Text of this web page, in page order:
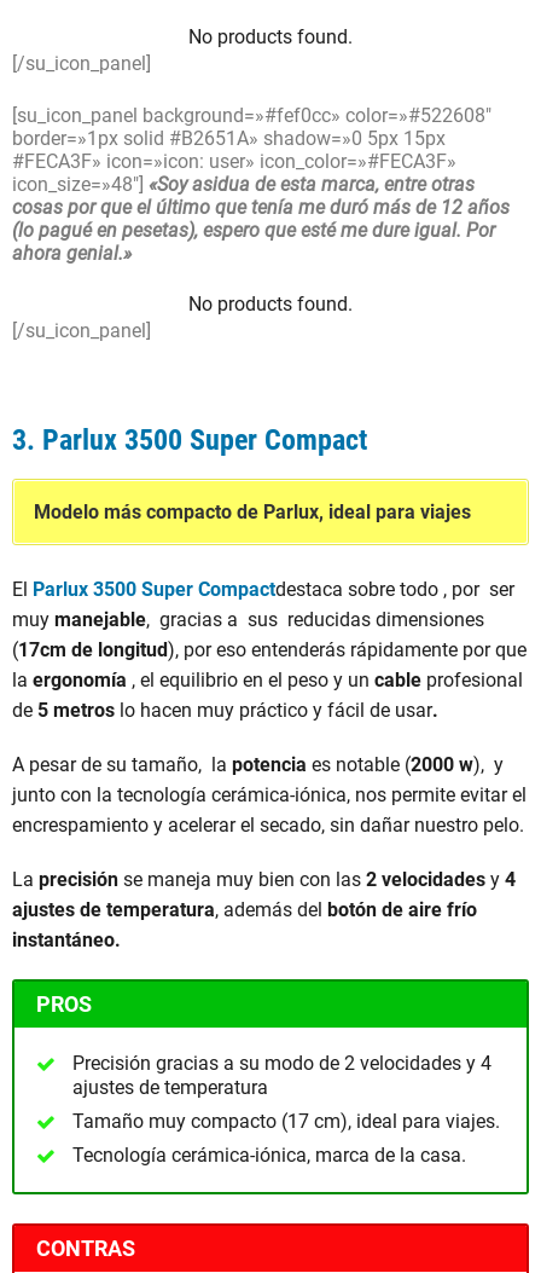
No products found.
[/su_icon_panel]
[su_icon_panel background=»#fef0cc» color=»#522608″
border=»1px solid #B2651A» shadow=»0 5px 15px
#FECA3F» icon=»icon: user» icon_color=»#FECA3F»
icon_size=»48″] «Soy asidua de esta marca, entre otras
cosas por que el último que tenía me duró más de 12 años
(lo pagué en pesetas), espero que esté me dure igual. Por
ahora genial.»
No products found.
[/su_icon_panel]
3. Parlux 3500 Super Compact
Modelo más compacto de Parlux, ideal para viajes
El Parlux 3500 Super Compactdestaca sobre todo , por ser
muy manejable, gracias a sus reducidas dimensiones
(17cm de longitud), por eso entenderás rápidamente por que
la ergonomía , el equilibrio en el peso y un cable profesional
de 5 metros lo hacen muy práctico y fácil de usar.
A pesar de su tamaño, la potencia es notable (2000 w), y
junto con la tecnología cerámica-iónica, nos permite evitar el
encrespamiento y acelerar el secado, sin dañar nuestro pelo.
La precisión se maneja muy bien con las 2 velocidades y 4
ajustes de temperatura, además del botón de aire frío
instantáneo.
PROS
Precisión gracias a su modo de 2 velocidades y 4
ajustes de temperatura
Tamaño muy compacto (17 cm), ideal para viajes.
Tecnología cerámica-iónica, marca de la casa.
CONTRAS